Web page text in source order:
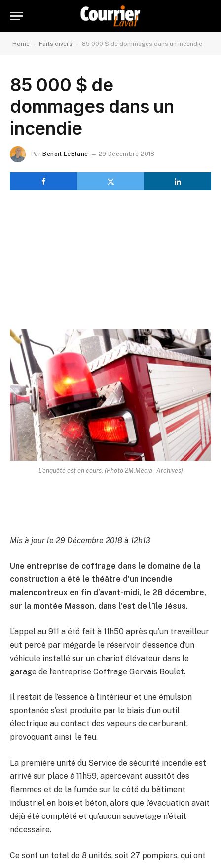
Home - Faits divers - 85 000 $ de dommages dans un incendie
85 000 $ de
dommages dans un
incendie
Par Benoit LeBlanc 29 Décembre 2018
L’enquête est en cours. (Photo 2M.Media - Archives)
Mis à jour le 29 Décembre 2018 à 12h13
Une entreprise de coffrage dans le domaine de la
construction a été le théâtre d’un incendie
malencontreux en fin d’avant-midi, le 28 décembre,
sur la montée Masson, dans l’est de l’île Jésus.
L’appel au 911 a été fait à 11h50 après qu’un travailleur
eut percé par mégarde le réservoir d’essence d’un
véhicule installé sur un chariot élévateur dans le
garage de l’entreprise Coffrage Gervais Boulet.
Il restait de l’essence à l’intérieur et une émulsion
spontanée s’est produite par le biais d’un outil
électrique au contact des vapeurs de carburant,
provoquant ainsi le feu.
La première unité du Service de sécurité incendie est
arrivé sur place à 11h59, apercevant aussitôt des
flammes et de la fumée sur le côté du bâtiment
industriel en bois et béton, alors que l’évacuation avait
déjà été complété et qu’aucun sauvetage n’était
nécessaire.
Ce sont un total de 8 unités, soit 27 pompiers, qui ont